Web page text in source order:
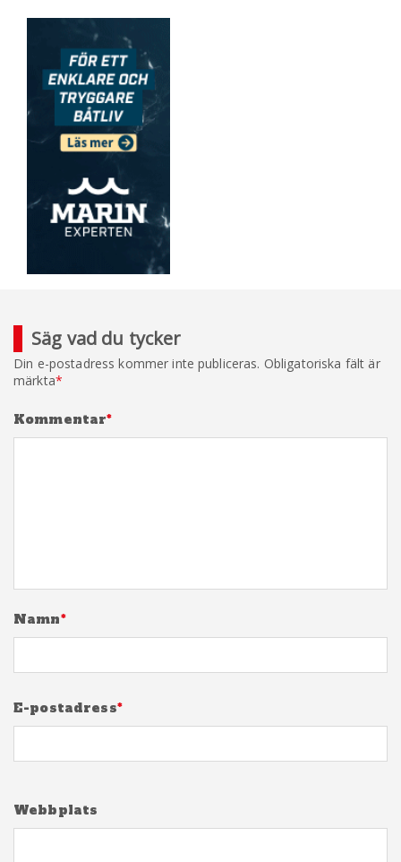
Säg vad du tycker
Din e-postadress kommer inte publiceras. Obligatoriska fält är
märkta*
Kommentar*
Namn*
E-postadress*
Webbplats